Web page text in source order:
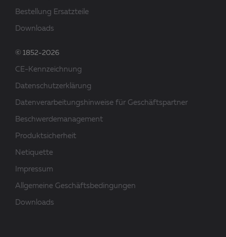
Bestellung Ersatzteile
Downloads
© 1852-2026
CE-Kennzeichnung
Datenschutzerklärung
Datenverarbeitungshinweise für Geschäftspartner
Beschwerdemanagement
Produktsicherheit
Netiquette
Impressum
Allgemeine Geschäftsbedingungen
Downloads